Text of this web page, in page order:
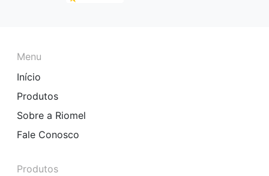
Menu
Início
Produtos
Sobre a Riomel
Fale Conosco
Produtos